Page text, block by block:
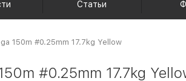
Статьи
150m #0.25mm 17.7kg Yellow
#0.25mm 17.7kg